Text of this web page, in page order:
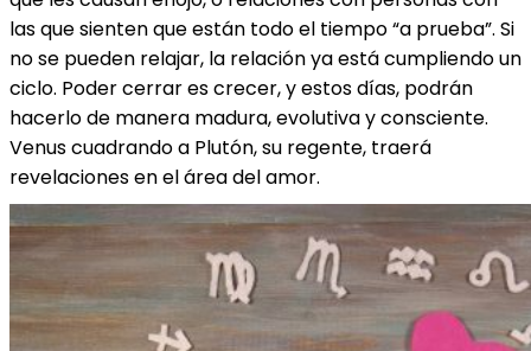
las que sienten que están todo el tiempo “a prueba”. Si
no se pueden relajar, la relación ya está cumpliendo un
ciclo. Poder cerrar es crecer, y estos días, podrán
hacerlo de manera madura, evolutiva y consciente.
Venus cuadrando a Plutón, su regente, traerá
revelaciones en el área del amor.